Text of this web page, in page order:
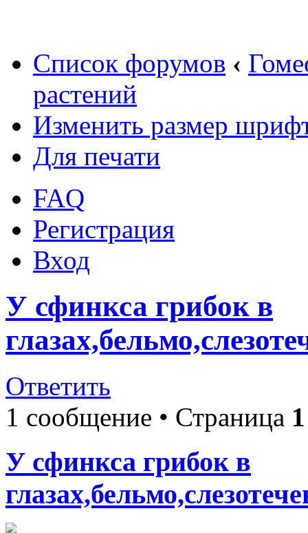
Список форумов ‹
растений
Изменить размер
Для печати
FAQ
Регистрация
Вход
У сфинкса грибок в
Ответить
1 сообщение • Страница 1
У сфинкса грибок в